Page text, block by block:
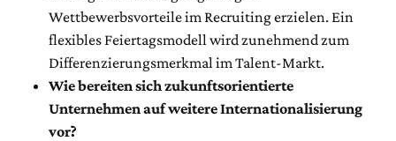
Wettbewerbsvorteile im Recruiting erzielen. Ein
flexibles Feiertagsmodell wird zunehmend zum
Differenzierungsmerkmal im Talent-Markt.
Wie bereiten sich zukunftsorientierte
Unternehmen auf weitere Internationalisierung
vor?